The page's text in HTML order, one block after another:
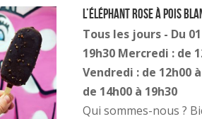
L’éléphant rose à pois
Tous les jours - Du
19h30 Mercredi : de
Vendredi : de 12h00
de 14h00 à 19h30
Qui sommes-nous ?